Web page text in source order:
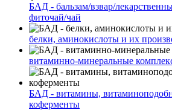
БАД - бальзам/взвар/
фиточай/чай
белки, аминокислоты и их
витаминно-минеральные
БАД - витамины,
коферменты